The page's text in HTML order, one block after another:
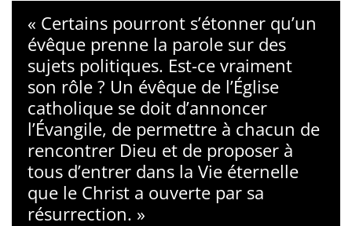
« Certains pourront s’étonner qu’un
évêque prenne la parole sur des
sujets politiques. Est-ce vraiment
son rôle ? Un évêque de l’Église
catholique se doit d’annoncer
l’Évangile, de permettre à chacun de
rencontrer Dieu et de proposer à
tous d’entrer dans la Vie éternelle
que le Christ a ouverte par sa
résurrection. »